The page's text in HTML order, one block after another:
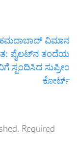
ವಿಮಾನ
ಪೈಲಟ್‌ನ ತಂದೆಯ
ಸ್ಪಂದಿಸಿದ ಸುಪ್ರೀಂ
ಕೋರ್ಟ್
Required